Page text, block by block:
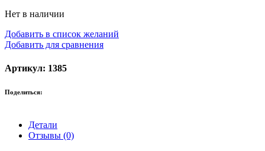
Нет в наличии
Добавить в список желаний
Добавить для сравнения
Артикул: 1385
Поделиться:
Детали
Отзывы (0)